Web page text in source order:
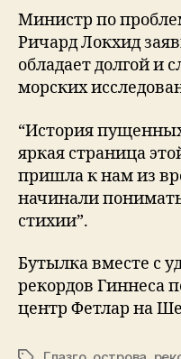
Министр по
Ричард Локхид
обладает долгой и
морских
“История
яркая страница
пришла к нам из
начинали
стихии”.
Бутылка вместе с
рекордов Гиннеса
центр Фетлар на